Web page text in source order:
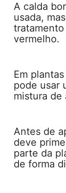
A calda
usada,
vermelho.
Em
pode usar
mistura de
Antes de
deve
parte da
de forma